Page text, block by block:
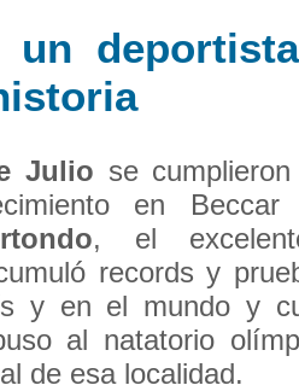
un deportista
Julio se
en Beccar
, el
records y
y en el mundo y
al natatorio
de esa localidad.